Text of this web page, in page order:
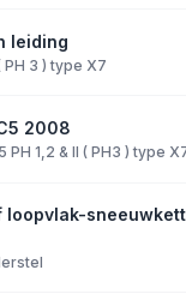
leiding
PH 3 ) type X7
2008
PH 1,2 & II ( PH3 ) type